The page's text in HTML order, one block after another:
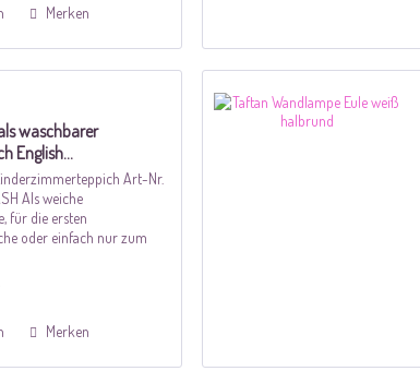
Merken
waschbarer
English...
Art-Nr.
Als weiche
für die ersten
oder einfach nur zum
zugleich praktisch,...
Merken